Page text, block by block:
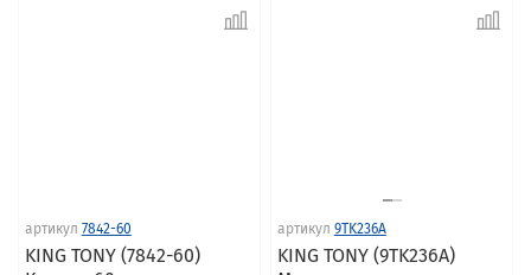
артикул 7842-60
KING TONY (7842-60)
артикул 9TK236A
KING TONY (9TK236A)